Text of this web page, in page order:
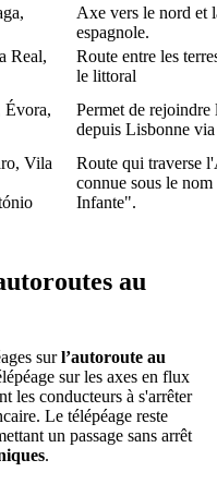
Axe vers le nord et
espagnole.
Real,
Route entre les
le littoral
Évora,
Permet de rejoindre
depuis Lisbonne
Vila
Route qui traverse
connue sous le
Infante".
au
surl’autoroute au
sur les axes en flux
les conducteurs à s'arrêter
Le télépéage reste
un passage sans arrêt
.